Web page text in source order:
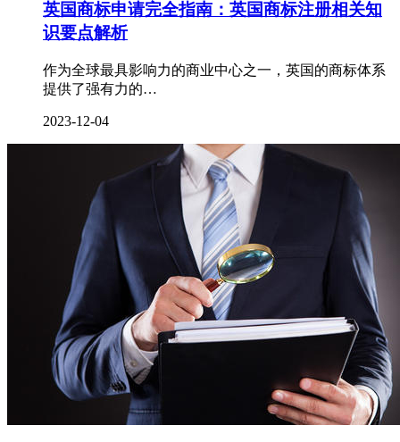
英国商标申请完全指南：英国商标注册相关知
识要点解析
作为全球最具影响力的商业中心之一，英国的商标体系
提供了强有力的…
2023-12-04